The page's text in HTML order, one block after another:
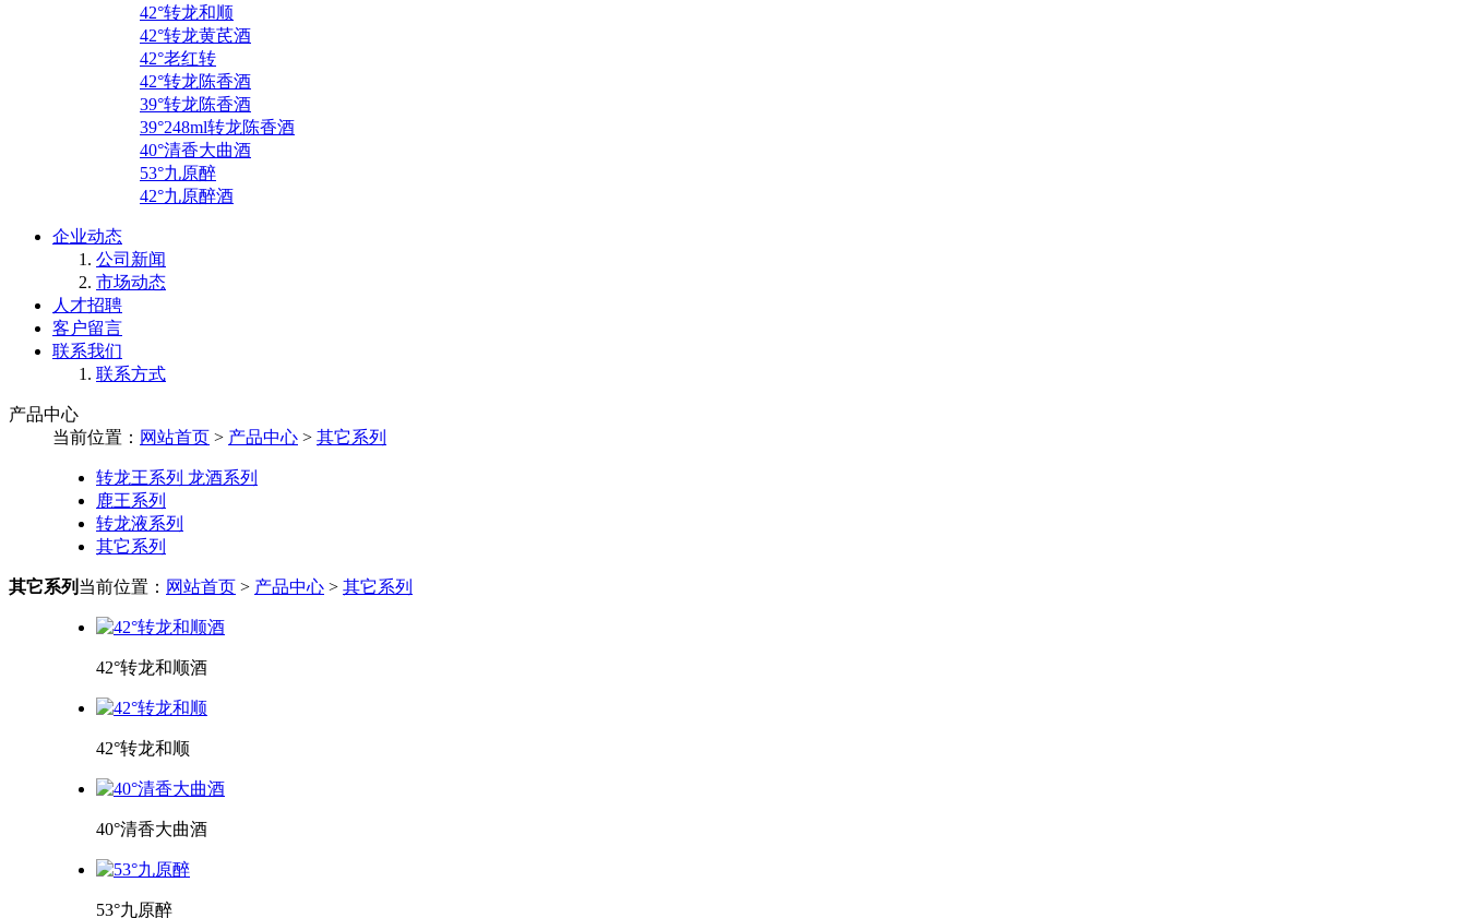
42°转龙和顺
42°转龙黄芪酒
42°老红转
42°转龙陈香酒
39°转龙陈香酒
39°248ml转龙陈香酒
40°清香大曲酒
53°九原醉
42°九原醉酒
企业动态
公司新闻
市场动态
人才招聘
客户留言
联系我们
联系方式
产品中心
当前位置： 网站首页 > 产品中心 > 其它系列
转龙王系列 龙酒系列
鹿王系列
转龙液系列
其它系列
其它系列 当前位置： 网站首页 > 产品中心 > 其它系列
42°转龙和顺酒
42°转龙和顺
40°清香大曲酒
53°九原醉